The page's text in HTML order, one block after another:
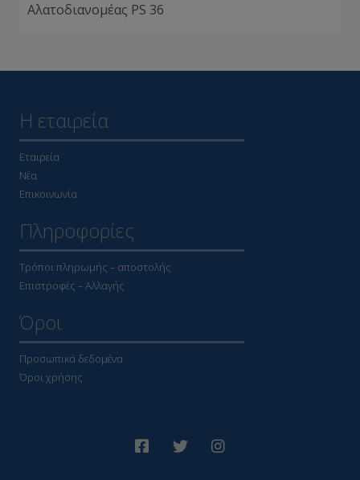
Αλατοδιανομέας PS 36
Η εταιρεία
Εταιρεία
Νέα
Επικοινωνία
Πληροφορίες
Τρόποι πληρωμής – αποστολής
Επιστροφές – Αλλαγής
Όροι
Προσωπικά δεδομένα
Όροι χρήσης